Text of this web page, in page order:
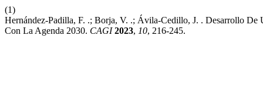
(1)
Hernández-Padilla, F. .; Borja, V. .; Ávila-Cedillo, J. . Desarrollo
Con La Agenda 2030. CAGI 2023, 10, 216-245.